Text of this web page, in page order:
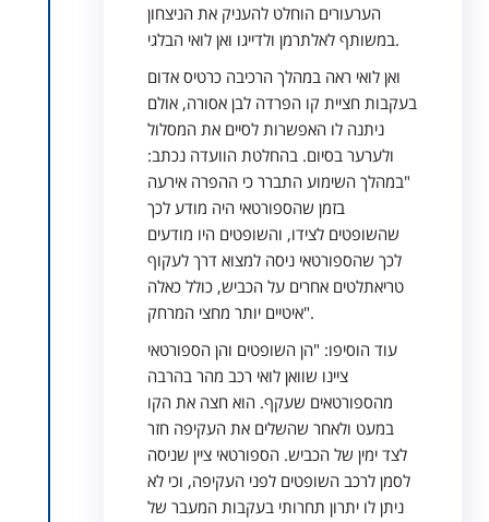
הערעורים הוחלט להעניק את הניצחון
במשותף לאלתרמן ולדייגו ואן לואי הבלגי.
ואן לואי ראה במהלך הרכיבה כרטיס אדום
בעקבות חציית קו הפרדה לבן אסורה, אולם
ניתנה לו האפשרות לסיים את המסלול
ולערער בסיום. בהחלטת הוועדה נכתב:
"במהלך השימוע התברר כי ההפרה אירעה
בזמן שהספורטאי היה מודע לכך
שהשופטים לצידו, והשופטים היו מודעים
לכך שהספורטאי ניסה למצוא דרך לעקוף
טריאתלטים אחרים על הכביש, כולל כאלה
איטיים יותר מחצי המרחק".
עוד הוסיפו: "הן השופטים והן הספורטאי
ציינו שוואן לואי רכב מהר בהרבה
מהספורטאים שעקף. הוא חצה את הקו
במעט ולאחר שהשלים את העקיפה חזר
לצד ימין של הכביש. הספורטאי ציין שניסה
לסמן לרכב השופטים לפני העקיפה, וכי לא
ניתן לו יתרון תחרותי בעקבות המעבר של